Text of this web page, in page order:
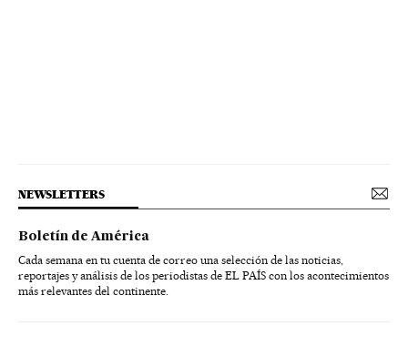
NEWSLETTERS
Boletín de América
Cada semana en tu cuenta de correo una selección de las noticias,
reportajes y análisis de los periodistas de EL PAÍS con los acontecimientos
más relevantes del continente.